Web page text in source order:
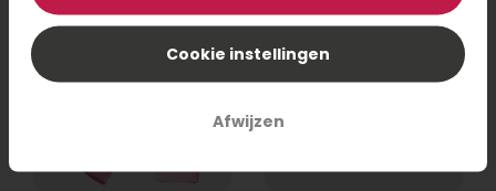
Cookie instellingen
Afwijzen